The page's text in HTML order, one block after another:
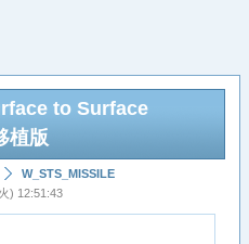
to Surface
植版
W_STS_MISSILE
) 12:51:43